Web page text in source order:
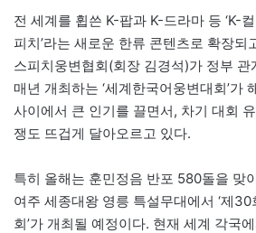
전 세계를 휩쓴 K-팝과 K-드라마 등 ‘K-
피치’라는 새로운 한류 콘텐츠로 확장되
스피치웅변협회(회장 김경석)가 정부
매년 개최하는 ‘세계한국어웅변대회’가
사이에서 큰 인기를 끌면서, 차기 대회
쟁도 뜨겁게 달아오르고 있다.
특히 올해는 훈민정음 반포 580돌을 맞
여주 세종대왕 영릉 특설무대에서 ‘제
회’가 개최될 예정이다. 현재 세계 각국